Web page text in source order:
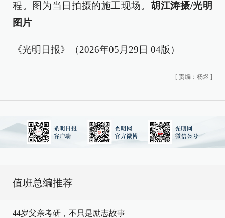
程。图为当日拍摄的施工现场。胡江涛摄/光明
图片
《光明日报》（2026年05月29日 04版）
[ 责编：杨煜 ]
值班总编推荐
44岁父亲考研，不只是励志故事